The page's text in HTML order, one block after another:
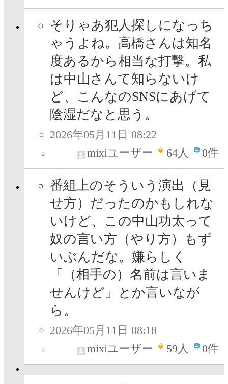
そりゃあ犯人探しになっち
ゃうよね。高橋さんは知名
度あるから相当な打撃。私
は中山さんて知らないけ
ど、こんなのSNSにあげて
陰湿だなと思う。
2026年05月11日 08:22
mixiユーザー
64人 0件
番組上のそういう演出（見
せ方）だったのかもしれな
いけど、この中山功太って
奴の言い方（やり方）もず
いぶんだな。嫌らしく
「（相手の）名前は言いま
せんけど」とか言いなが
ら。
2026年05月11日 08:18
mixiユーザー
59人 0件